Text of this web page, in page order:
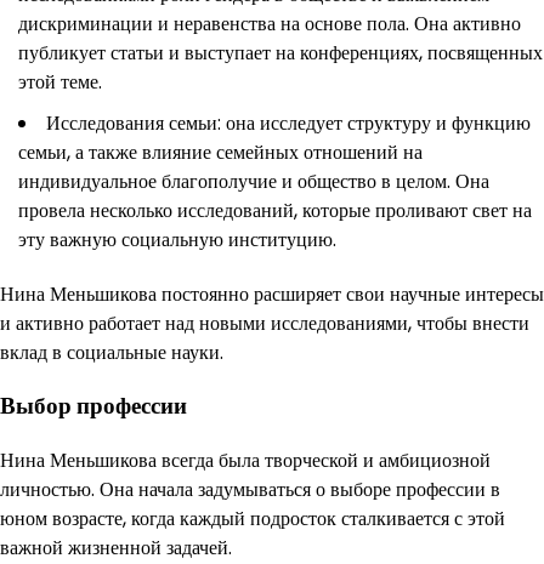
дискриминации и неравенства на основе пола. Она активно
публикует статьи и выступает на конференциях, посвященных
этой теме.
Исследования семьи: она исследует структуру и функцию
семьи, а также влияние семейных отношений на
индивидуальное благополучие и общество в целом. Она
провела несколько исследований, которые проливают свет на
эту важную социальную институцию.
Нина Меньшикова постоянно расширяет свои научные интересы
и активно работает над новыми исследованиями, чтобы внести
вклад в социальные науки.
Выбор профессии
Нина Меньшикова всегда была творческой и амбициозной
личностью. Она начала задумываться о выборе профессии в
юном возрасте, когда каждый подросток сталкивается с этой
важной жизненной задачей.